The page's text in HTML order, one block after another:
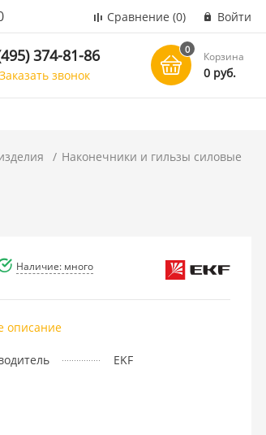
Сравнение (0) Войти
374-81-86
Заказать звонок
0
Корзина
0 руб.
Наконечники и гильзы силовые
Наличие: много
описание
EKF